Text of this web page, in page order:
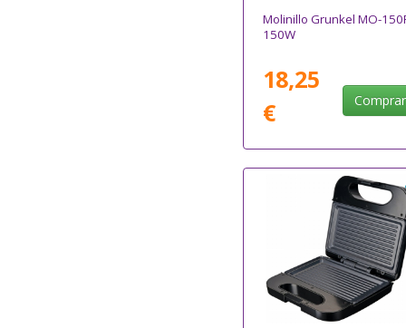
Molinillo Grunkel MO-
150W
18,25
€
Comprar